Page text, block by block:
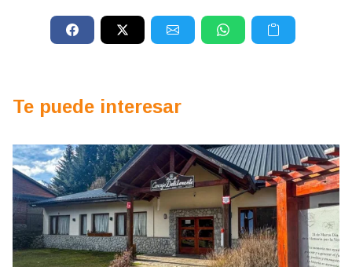
Te puede interesar